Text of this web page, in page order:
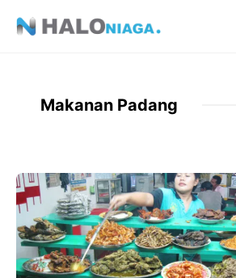
Makanan Padang